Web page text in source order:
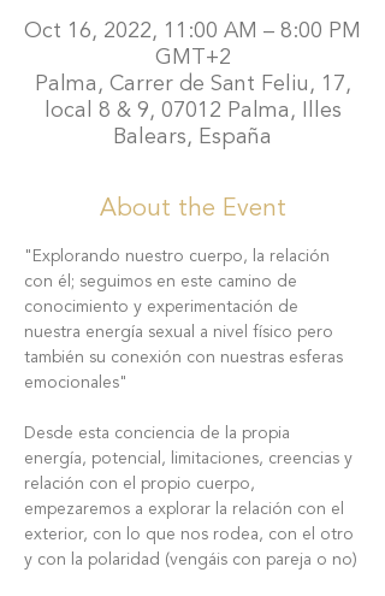
Oct 16, 2022, 11:00 AM – 8:00 PM
GMT+2
Palma, Carrer de Sant Feliu, 17,
local 8 & 9, 07012 Palma, Illes
Balears, España
About the Event
"Explorando nuestro cuerpo, la relación
con él; seguimos en este camino de
conocimiento y experimentación de
nuestra energía sexual a nivel físico pero
también su conexión con nuestras esferas
Desde esta conciencia de la propia
energía, potencial, limitaciones, creencias y
relación con el propio cuerpo,
empezaremos a explorar la relación con el
exterior, con lo que nos rodea, con el otro
y con la polaridad (vengáis con pareja o no)